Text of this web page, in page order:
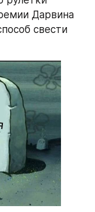
Дарвина
свести